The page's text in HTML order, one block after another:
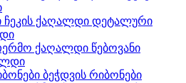
დეტალური
წებოვანი
ბეჭდვის რიბონები